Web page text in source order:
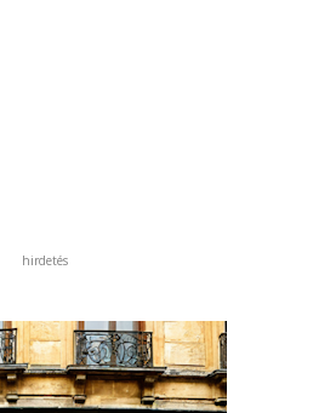
hirdetés